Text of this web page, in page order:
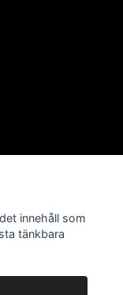
innehåll som
tänkbara